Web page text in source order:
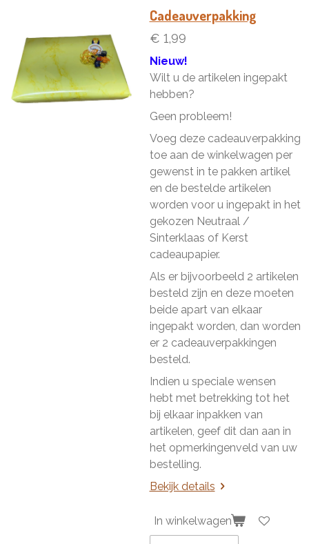
e
Cadeauverpakking
€ 1,99
Nieuw!
Wilt u de artikelen ingepakt
hebben?
Geen probleem!
Voeg deze cadeauverpakking
toe aan de winkelwagen per
gewenst in te pakken artikel
en de bestelde artikelen
worden voor u ingepakt in het
gekozen Neutraal /
Sinterklaas of Kerst
cadeaupapier.
Als er bijvoorbeeld 2 artikelen
besteld zijn en deze moeten
beide apart van elkaar
ingepakt worden, dan worden
er 2 cadeauverpakkingen
besteld.
Indien u speciale wensen
hebt met betrekking tot het
bij elkaar inpakken van
artikelen, geef dit dan aan in
het opmerkingenveld van uw
bestelling.
Bekijk details
In winkelwagen